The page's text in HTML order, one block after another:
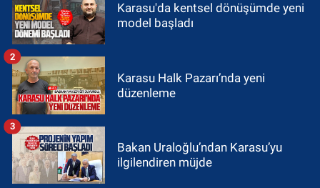
Karasu'da kentsel dönüşümde yeni
model başladı
Karasu Halk Pazarı’nda yeni
düzenleme
2
Bakan Uraloğlu’ndan Karasu’yu
ilgilendiren müjde
3